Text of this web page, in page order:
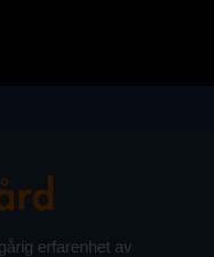
erfarenhet av